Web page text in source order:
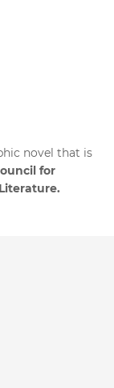
novel that is
for